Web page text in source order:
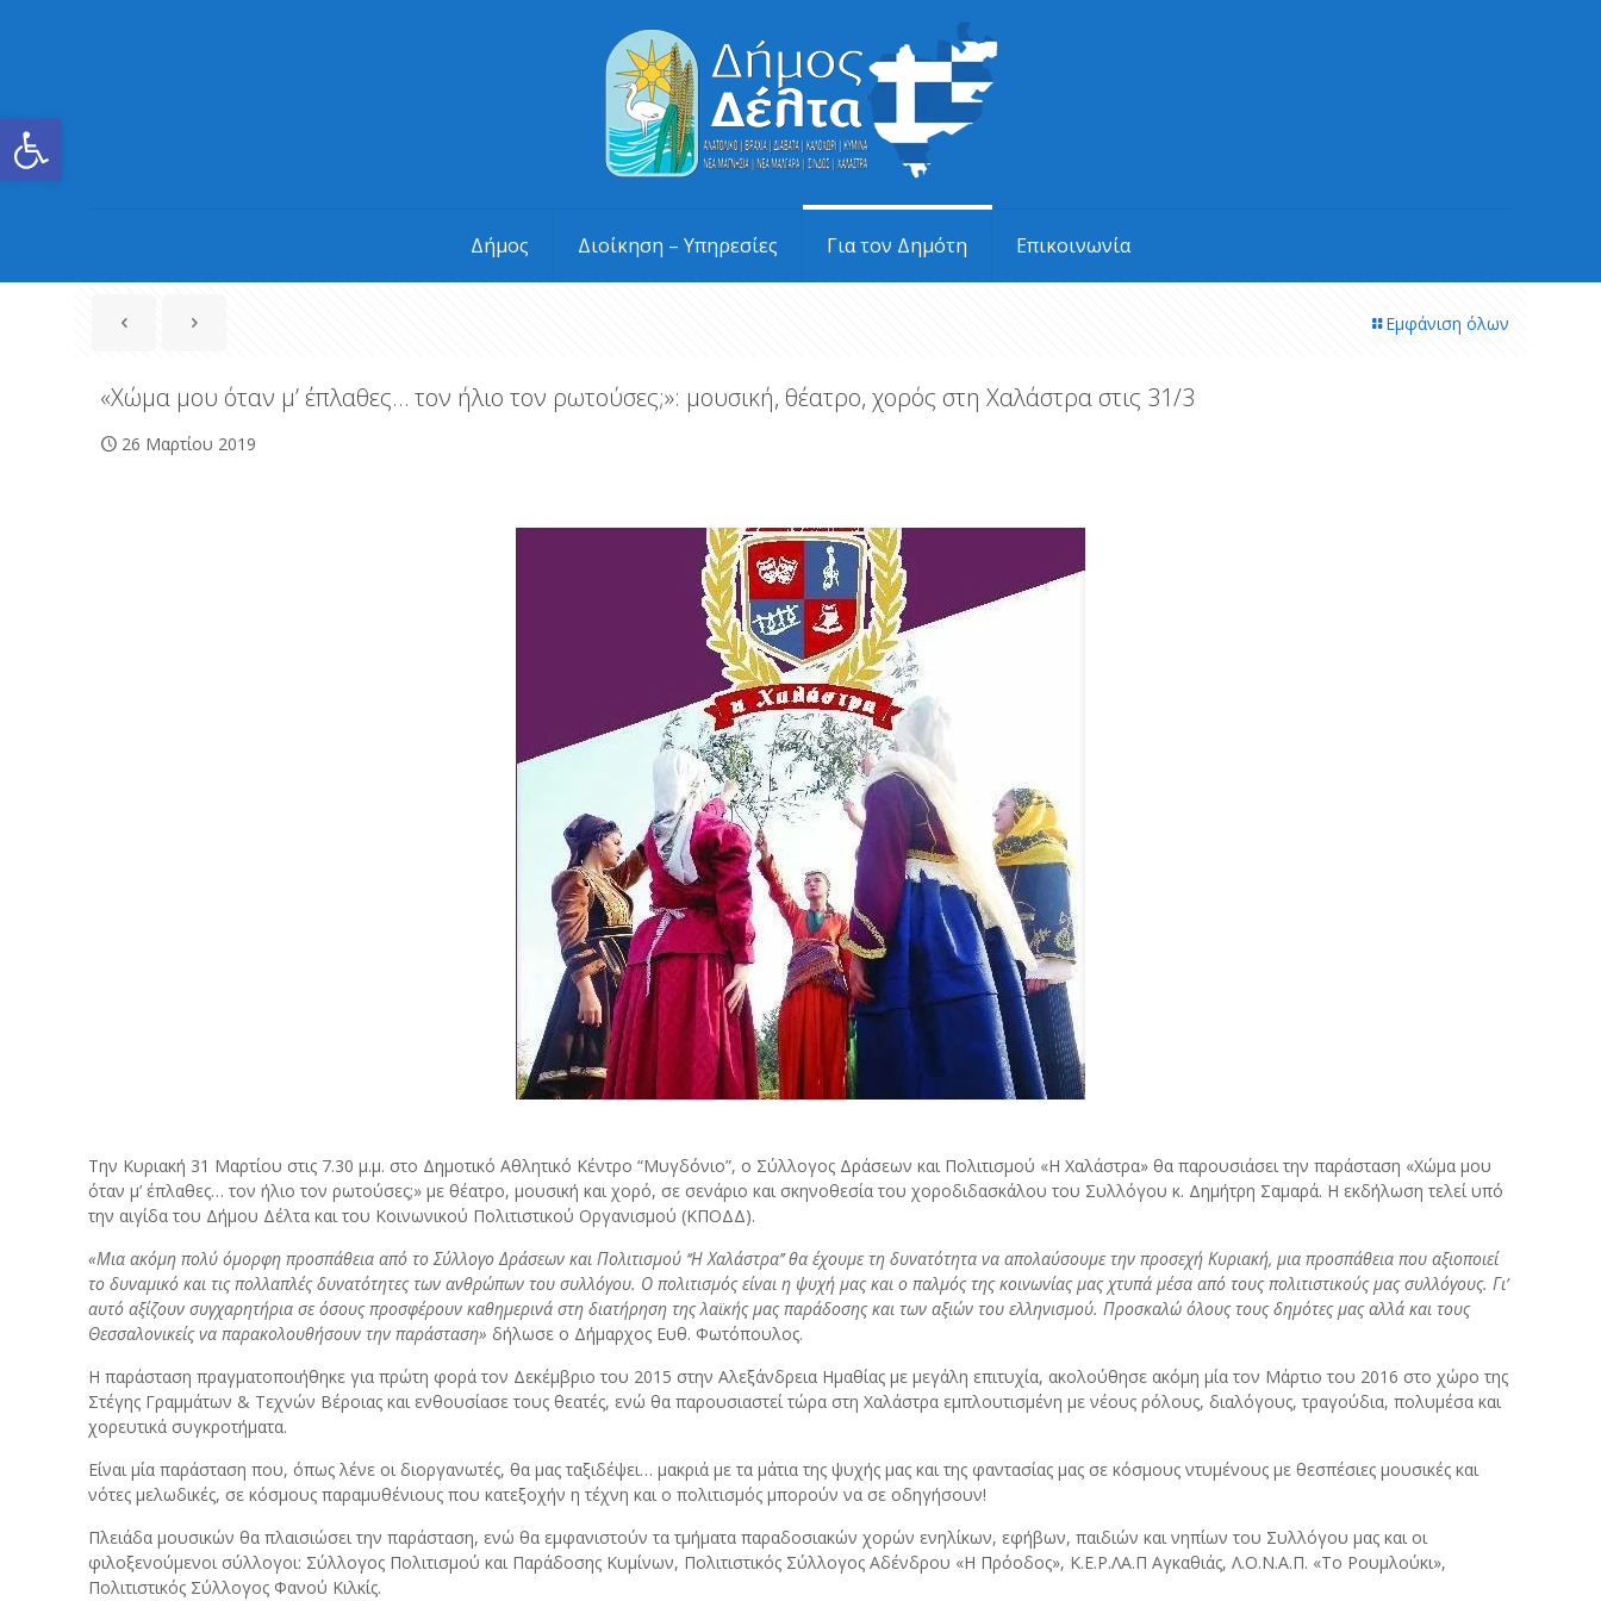
Ανοίξτε τη γραμμή εργαλείων
Δήμος Διοίκηση – Υπηρεσίες Για τον Δημότη Επικοινωνία
Εμφάνιση όλων
«Χώμα μου όταν μ’ έπλαθες… τον ήλιο τον ρωτούσες;»: μουσική, θέατρο, χορός στη Χαλάστρα στις 31/3
26 Μαρτίου 2019
Την Κυριακή 31 Μαρτίου στις 7.30 μ.μ. στο Δημοτικό Αθλητικό Κέντρο “Μυγδόνιο”, ο Σύλλογος Δράσεων και Πολιτισμού «Η Χαλάστρα» θα παρουσιάσει την παράσταση «Χώμα μου
όταν μ’ έπλαθες… τον ήλιο τον ρωτούσες;» με θέατρο, μουσική και χορό, σε σενάριο και σκηνοθεσία του χοροδιδασκάλου του Συλλόγου κ. Δημήτρη Σαμαρά. Η εκδήλωση τελεί υπό
την αιγίδα του Δήμου Δέλτα και του Κοινωνικού Πολιτιστικού Οργανισμού (ΚΠΟΔΔ).
«Μια ακόμη πολύ όμορφη προσπάθεια από το Σύλλογο Δράσεων και Πολιτισμού ‘‘Η Χαλάστρα’’ θα έχουμε τη δυνατότητα να απολαύσουμε την προσεχή Κυριακή, μια προσπάθεια που αξιοποιεί
το δυναμικό και τις πολλαπλές δυνατότητες των ανθρώπων του συλλόγου. Ο πολιτισμός είναι η ψυχή μας και ο παλμός της κοινωνίας μας χτυπά μέσα από τους πολιτιστικούς μας συλλόγους. Γι’
αυτό αξίζουν συγχαρητήρια σε όσους προσφέρουν καθημερινά στη διατήρηση της λαϊκής μας παράδοσης και των αξιών του ελληνισμού. Προσκαλώ όλους τους δημότες μας αλλά και τους
Θεσσαλονικείς να παρακολουθήσουν την παράσταση» δήλωσε ο Δήμαρχος Ευθ. Φωτόπουλος.
Η παράσταση πραγματοποιήθηκε για πρώτη φορά τον Δεκέμβριο του 2015 στην Αλεξάνδρεια Ημαθίας με μεγάλη επιτυχία, ακολούθησε ακόμη μία τον Μάρτιο του 2016 στο χώρο της
Στέγης Γραμμάτων & Τεχνών Βέροιας και ενθουσίασε τους θεατές, ενώ θα παρουσιαστεί τώρα στη Χαλάστρα εμπλουτισμένη με νέους ρόλους, διαλόγους, τραγούδια, πολυμέσα και
χορευτικά συγκροτήματα.
Είναι μία παράσταση που, όπως λένε οι διοργανωτές, θα μας ταξιδέψει… μακριά με τα μάτια της ψυχής μας και της φαντασίας μας σε κόσμους ντυμένους με θεσπέσιες μουσικές και
νότες μελωδικές, σε κόσμους παραμυθένιους που κατεξοχήν η τέχνη και ο πολιτισμός μπορούν να σε οδηγήσουν!
Πλειάδα μουσικών θα πλαισιώσει την παράσταση, ενώ θα εμφανιστούν τα τμήματα παραδοσιακών χορών ενηλίκων, εφήβων, παιδιών και νηπίων του Συλλόγου μας και οι
φιλοξενούμενοι σύλλογοι: Σύλλογος Πολιτισμού και Παράδοσης Κυμίνων, Πολιτιστικός Σύλλογος Αδένδρου «Η Πρόοδος», Κ.Ε.Ρ.ΛΑ.Π Αγκαθιάς, Λ.Ο.Ν.Α.Π. «Το Ρουμλούκι»,
Πολιτιστικός Σύλλογος Φανού Κιλκίς.